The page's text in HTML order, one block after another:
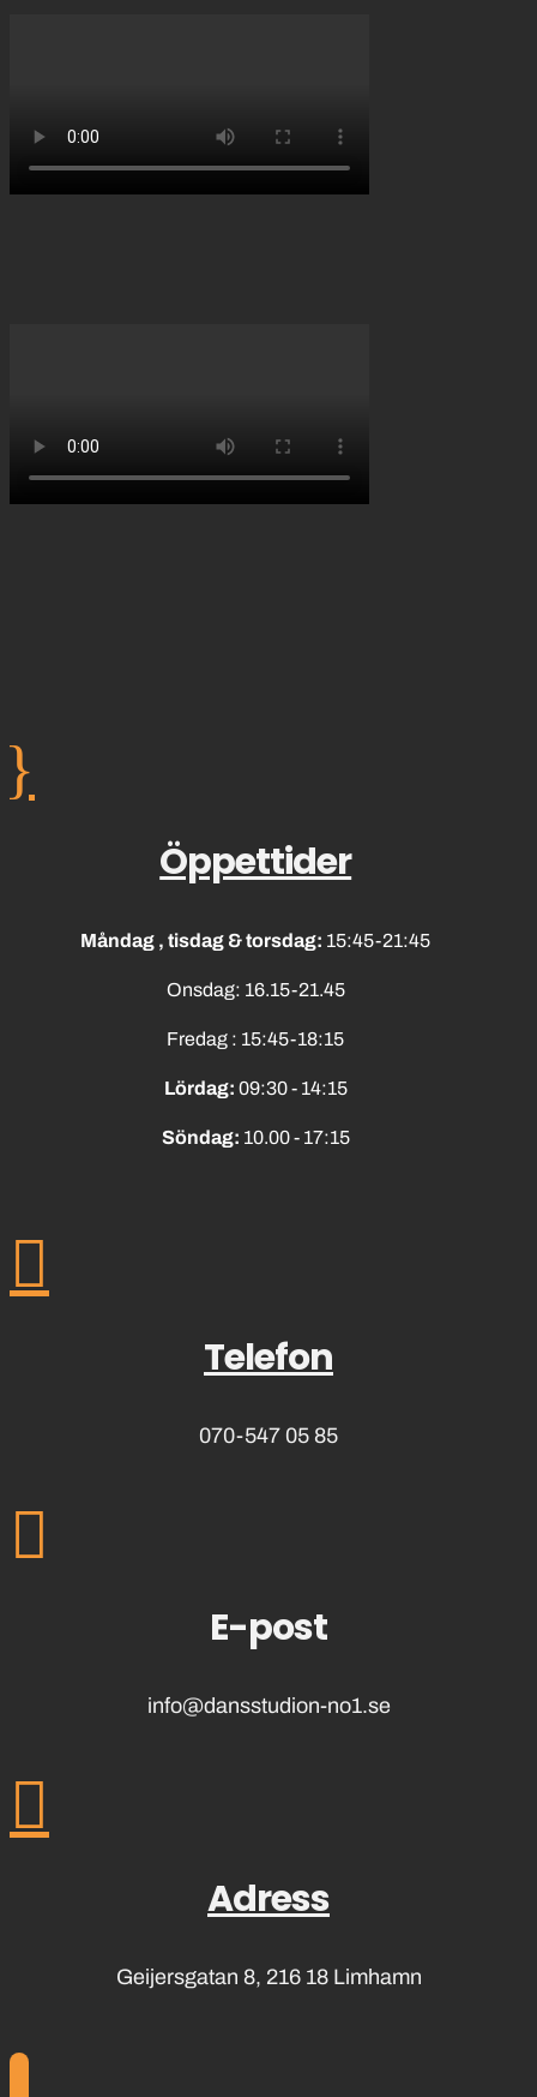
}
Öppettider
Måndag , tisdag & torsdag: 15:45-21:45
Onsdag: 16.15-21.45
Fredag : 15:45-18:15
Lördag: 09:30 - 14:15
Söndag: 10.00 - 17:15

Telefon
070-547 05 85

E-post
info@dansstudion-no1.se

Adress
Geijersgatan 8, 216 18 Limhamn